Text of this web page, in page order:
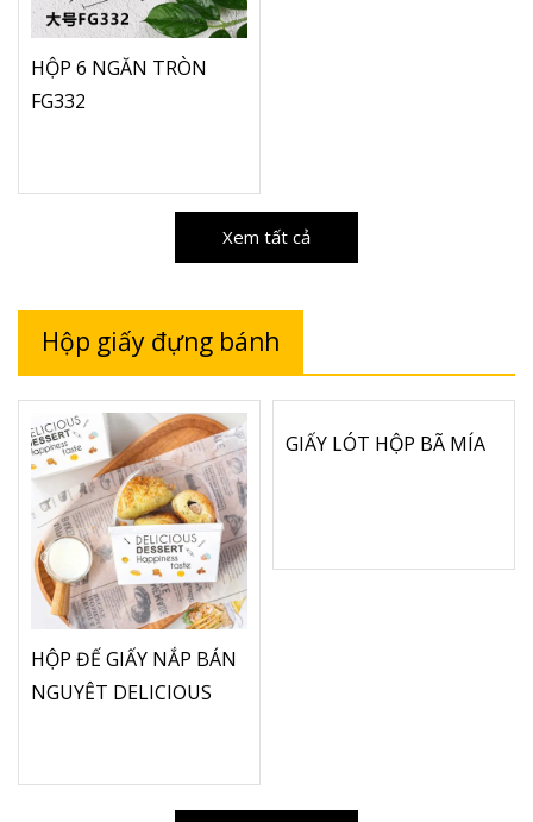
HỘP 6 NGĂN TRÒN
FG332
Xem tất cả
Hộp giấy đựng bánh
HỘP ĐẾ GIẤY NẮP BÁN
NGUYỆT DELICIOUS
GIẤY LÓT HỘP BÃ MÍA